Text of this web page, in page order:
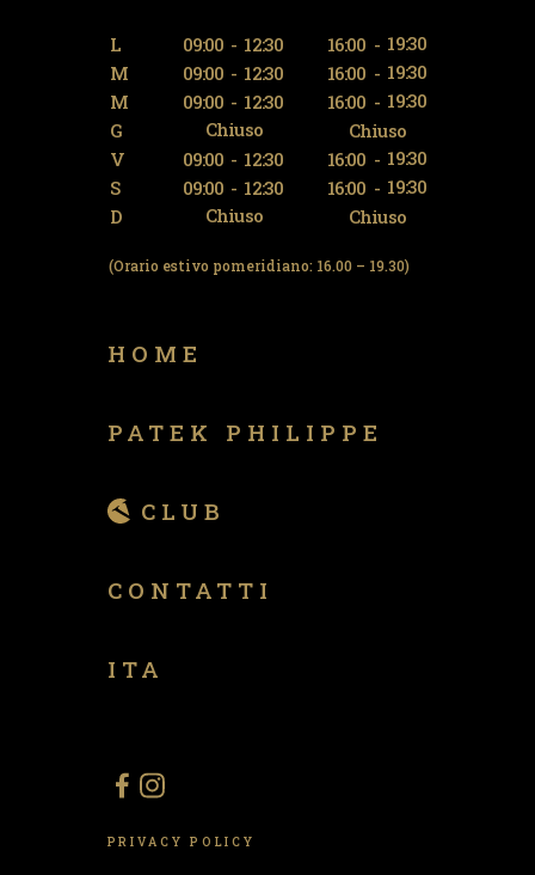
L 09:00 - 12:30 16:00 - 19:30
M
09:00 - 12:30 16:00 - 19:30
M
09:00 - 12:30 16:00 - 19:30
G
Chiuso
Chiuso
V
09:00 - 12:30 16:00 - 19:30
S
09:00 - 12:30 16:00 - 19:30
D
Chiuso Chiuso
(Orario estivo pomeridiano: 16.00 – 19.30)
HOME
PATEK PHILIPPE
CLUB
CONTATTI
ITA
PRIVACY POLICY